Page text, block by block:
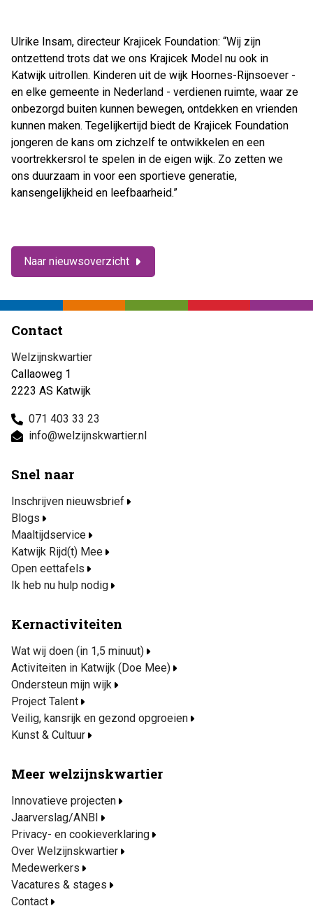
Ulrike Insam, directeur Krajicek Foundation: “Wij zijn
ontzettend trots dat we ons Krajicek Model nu ook in
Katwijk uitrollen. Kinderen uit de wijk Hoornes-Rijnsoever -
en elke gemeente in Nederland - verdienen ruimte, waar ze
onbezorgd buiten kunnen bewegen, ontdekken en vrienden
kunnen maken. Tegelijkertijd biedt de Krajicek Foundation
jongeren de kans om zichzelf te ontwikkelen en een
voortrekkersrol te spelen in de eigen wijk. Zo zetten we
ons duurzaam in voor een sportieve generatie,
kansengelijkheid en leefbaarheid.”
Naar nieuwsoverzicht
Contact
Welzijnskwartier
Callaoweg 1
2223 AS Katwijk
071 403 33 23
info@welzijnskwartier.nl
Snel naar
Inschrijven nieuwsbrief
Blogs
Maaltijdservice
Katwijk Rijd(t) Mee
Open eettafels
Ik heb nu hulp nodig
Kernactiviteiten
Wat wij doen (in 1,5 minuut)
Activiteiten in Katwijk (Doe Mee)
Ondersteun mijn wijk
Project Talent
Veilig, kansrijk en gezond opgroeien
Kunst & Cultuur
Meer welzijnskwartier
Innovatieve projecten
Jaarverslag/ANBI
Privacy- en cookieverklaring
Over Welzijnskwartier
Medewerkers
Vacatures & stages
Contact